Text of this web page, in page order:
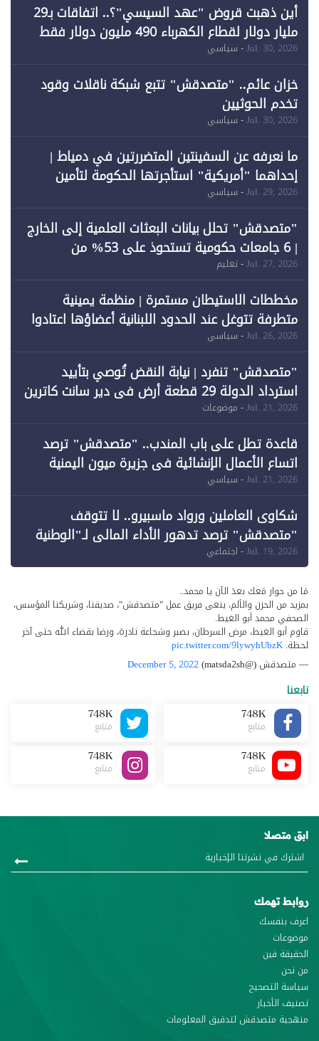
أين ذهبت قروض "عهد السيسي"؟.. اتفاقات بـ29
مليار دولار لقطاع الكهرباء 490 مليون دولار فقط
لـ"الطاقة المتجددة" (1)
Jul. 30, 2026- سياسي
خزان عائم.. "متصدقش" تتبع شبكة ناقلات وقود
تخدم الحوثيين
Jul. 30, 2026- سياسي
ما نعرفه عن السفينتين المتضررتين في دمياط |
إحداهما "أمريكية" استأجرتها الحكومة لتأمين
احتياجات الطاقة
Jul. 29, 2026- سياسي
"متصدقش" تحلل بيانات البعثات العلمية إلى الخارج
| 6 جامعات حكومية تستحوذ على 53% من
Jul. 27, 2026- تعليم
مخططات الاستيطان مستمرة | منظمة يمينية
متطرفة تتوغل عند الحدود اللبنانية أعضاؤها اعتادوا
خرق الحدود
Jul. 26, 2026- سياسي
"متصدقش" تنفرد | نيابة النقض تُوصي بتأييد
استرداد الدولة 29 قطعة أرض في دير سانت كاترين
وقبول طعن الحكومة جزئيًا (1)
Jul. 21, 2026- موضوعات
قاعدة تطل على باب المندب.. "متصدقش" ترصد
اتساع الأعمال الإنشائية في جزيرة ميون اليمنية
Jul. 21, 2026- سياسي
شكاوى العاملين ورواد ماسبيرو.. لا تتوقف
"متصدقش" ترصد تدهور الأداء المالي لـ"الوطنية
للإعلام"
Jul. 19, 2026- اجتماعي
مَا من حوار مَعك بعدَ الآن يا محمد..
بمزيد من الحزن والألم، ينعى فريق عمل "متصدقش"، صديقنا، وشريكنا المؤسس،
الصحفي محمد أبو الغيط.
قاوم أبو الغيط، مرض السرطان، بصبر وشجاعة نادرة، ورضا بقضاء الله حتى آخر
لحظة. pic.twitter.com/9lywyhUbzK
— متصدقش (@matsda2sh)
December 5, 2022
تابعنا
748K
متابع
748K
متابع
748K
متابع
748K
متابع
ابق متصلا
روابط تهمك
اعرف بنفسك
موضوعات
الحقيقة فين
من نحن
سياسة التصحيح
تصنيف الأخبار
منهجية متصدقش لتدقيق المعلومات